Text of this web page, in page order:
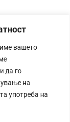
вашето
да го
на
употреба на